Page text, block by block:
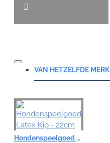
VAN HETZELFDE MERK
Hondenspeelgoed Latex Kip - 22cm